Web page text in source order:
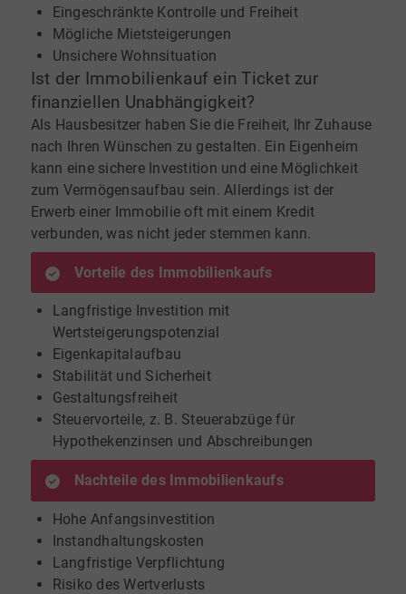
Eingeschränkte Kontrolle und Freiheit
Mögliche Mietsteigerungen
Unsichere Wohnsituation
Ist der Immobilienkauf ein Ticket zur
finanziellen Unabhängigkeit?
Als Hausbesitzer haben Sie die Freiheit, Ihr Zuhause
nach Ihren Wünschen zu gestalten. Ein Eigenheim
kann eine sichere Investition und eine Möglichkeit
zum Vermögensaufbau sein. Allerdings ist der
Erwerb einer Immobilie oft mit einem Kredit
verbunden, was nicht jeder stemmen kann.
Vorteile des Immobilienkaufs
Langfristige Investition mit
Wertsteigerungspotenzial
Eigenkapitalaufbau
Stabilität und Sicherheit
Gestaltungsfreiheit
Steuervorteile, z. B. Steuerabzüge für
Hypothekenzinsen und Abschreibungen
Nachteile des Immobilienkaufs
Hohe Anfangsinvestition
Instandhaltungskosten
Langfristige Verpflichtung
Risiko des Wertverlusts